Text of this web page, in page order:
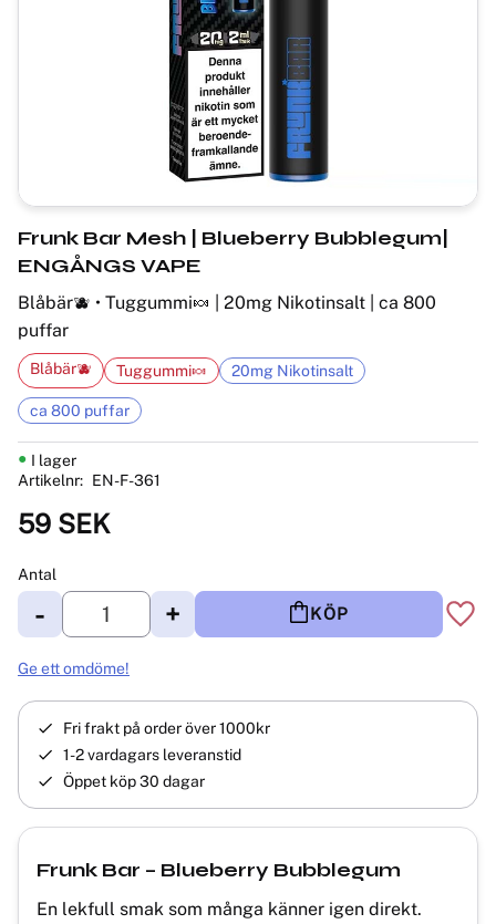
Frunk Bar Mesh | Blueberry Bubblegum|
ENGÅNGS VAPE
Blåbär🫐 • Tuggummi🍬 | 20mg Nikotinsalt | ca 800
puffar
59 SEK
Antal
+
- KÖP
I lager
Artikelnr
EN-F-361
Blåbär🫐 Tuggummi🍬 20mg Nikotinsalt
ca 800 puffar
Ge ett omdöme!
Fri frakt på order över 1000kr
1-2 vardagars leveranstid
Öppet köp 30 dagar
Frunk Bar – Blueberry Bubblegum
En lekfull smak som många känner igen direkt.